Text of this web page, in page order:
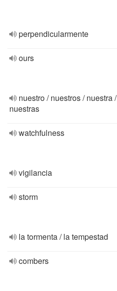
perpendicularmente
ours
nuestro / nuestros / nuestra /
nuestras
watchfulness
vigilancia
storm
la tormenta / la tempestad
combers